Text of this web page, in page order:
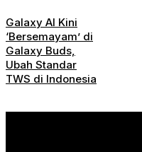
Galaxy AI Kini
‘Bersemayam’ di
Galaxy Buds,
Ubah Standar
TWS di Indonesia